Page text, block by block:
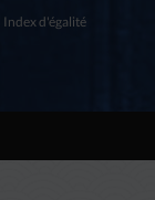
Index d'égalité